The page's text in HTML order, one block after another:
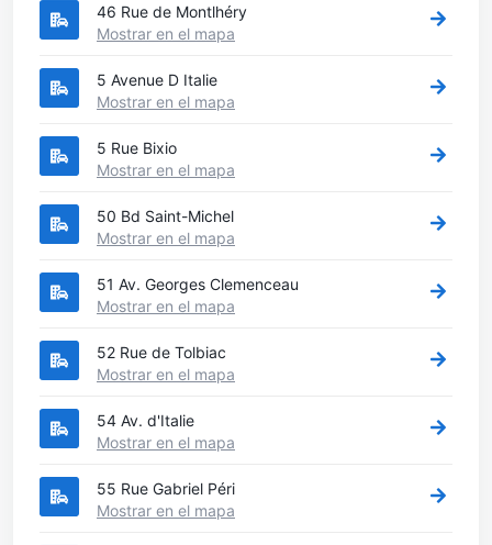
46 Rue de Montlhéry
Mostrar en el mapa
5 Avenue D Italie
Mostrar en el mapa
5 Rue Bixio
Mostrar en el mapa
50 Bd Saint-Michel
Mostrar en el mapa
51 Av. Georges Clemenceau
Mostrar en el mapa
52 Rue de Tolbiac
Mostrar en el mapa
54 Av. d'Italie
Mostrar en el mapa
55 Rue Gabriel Péri
Mostrar en el mapa